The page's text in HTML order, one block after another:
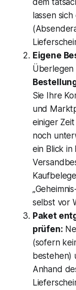
lassen
Eigene
Überlegen
Sie Ihre
und
einiger
noch
ein Blick in
selbst vor
Paket
prüfen:
(sofern
bestehen)
Anhand